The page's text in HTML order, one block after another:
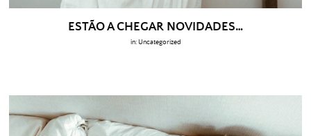
ESTÃO A CHEGAR NOVIDADES…
in: Uncategorized